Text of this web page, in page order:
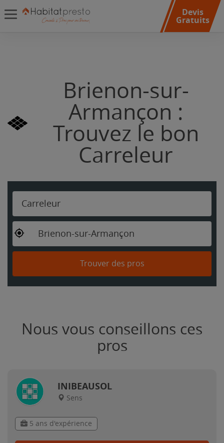
Devis
Gratuits
Brienon-sur-
Armançon :
Trouvez le bon
Carreleur
Carreleur
Brienon-sur-Armançon
Trouver des pros
Nous vous conseillons ces
pros
INIBEAUSOL
Sens
5 ans d'expérience